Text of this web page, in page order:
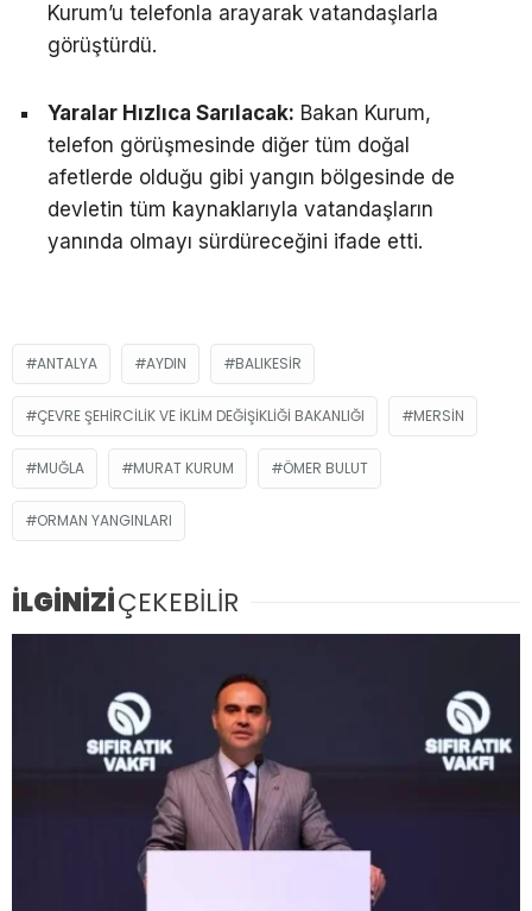
Kurum’u telefonla arayarak vatandaşlarla
görüştürdü.
Yaralar Hızlıca Sarılacak: Bakan Kurum,
telefon görüşmesinde diğer tüm doğal
afetlerde olduğu gibi yangın bölgesinde de
devletin tüm kaynaklarıyla vatandaşların
yanında olmayı sürdüreceğini ifade etti.
ANTALYA AYDIN BALIKESIR
ÇEVRE ŞEHIRCILIK VE IKLIM DEĞIŞIKLIĞI BAKANLIĞI MERSIN
MUĞLA MURAT KURUM ÖMER BULUT
ORMAN YANGINLARI
İLGİNİZİÇEKEBİLİR